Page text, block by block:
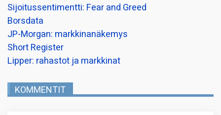
Sijoitussentimentti: Fear and Greed
Borsdata
JP-Morgan: markkinanäkemys
Short Register
Lipper: rahastot ja markkinat
KOMMENTIT